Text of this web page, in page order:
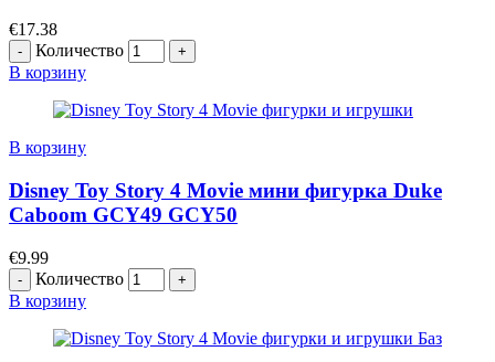
€17.38
Количество
В корзину
В корзину
Disney Toy Story 4 Movie мини фигурка Duke
Caboom GCY49 GCY50
€9.99
Количество
В корзину